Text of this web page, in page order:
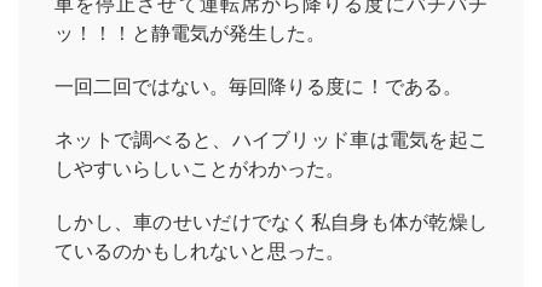
ッ！！！と静電気が発生した。
一回二回ではない。毎回降りる度に！である。
ネットで調べると、ハイブリッド車は電気を起こ
しやすいらしいことがわかった。
しかし、車のせいだけでなく私自身も体が乾燥し
ているのかもしれないと思った。